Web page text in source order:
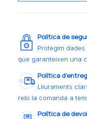
Política de
Protegim
que garanteixen una
Política
Lliuraments
rebi la comanda a
Política de